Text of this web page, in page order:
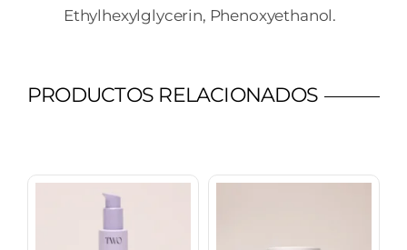
Ethylhexylglycerin, Phenoxyethanol.
PRODUCTOS RELACIONADOS